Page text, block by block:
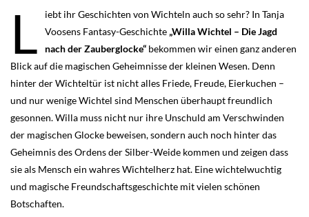
L
iebt ihr Geschichten von Wichteln auch so sehr? In Tanja
Voosens Fantasy-Geschichte „Willa Wichtel – Die Jagd
nach der Zauberglocke“ bekommen wir einen ganz anderen
Blick auf die magischen Geheimnisse der kleinen Wesen. Denn
hinter der Wichteltür ist nicht alles Friede, Freude, Eierkuchen –
und nur wenige Wichtel sind Menschen überhaupt freundlich
gesonnen. Willa muss nicht nur ihre Unschuld am Verschwinden
der magischen Glocke beweisen, sondern auch noch hinter das
Geheimnis des Ordens der Silber-Weide kommen und zeigen dass
sie als Mensch ein wahres Wichtelherz hat. Eine wichtelwuchtig
und magische Freundschaftsgeschichte mit vielen schönen
Botschaften.